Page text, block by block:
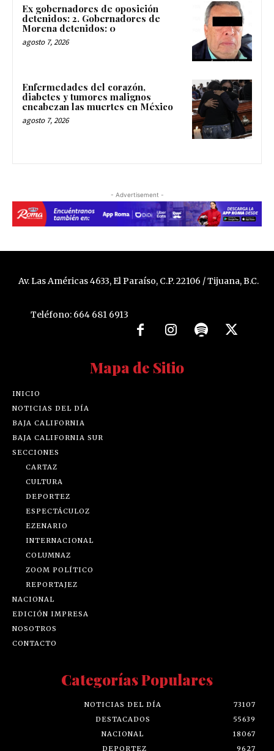
Ex gobernadores de oposición
detenidos: 2. Gobernadores de
Morena detenidos: 0
agosto 7, 2026
Enfermedades del corazón,
diabetes y tumores malignos
encabezan las muertes en México
agosto 7, 2026
- Advertisement -
Av. Las Américas 4633, El Paraíso, C.P. 22106 / Tijuana, B.C.
Teléfono: 664 681 6913
Mapa de Sitio
INICIO
NOTICIAS DEL DÍA
BAJA CALIFORNIA
BAJA CALIFORNIA SUR
SECCIONES
CARTAZ
CULTURA
DEPORTEZ
ESPECTÁCULOZ
EZENARIO
INTERNACIONAL
COLUMNAZ
ZOOM POLÍTICO
REPORTAJEZ
NACIONAL
EDICIÓN IMPRESA
NOSOTROS
CONTACTO
Categorías Populares
NOTICIAS DEL DÍA
73107
DESTACADOS
55639
NACIONAL
18067
DEPORTEZ
9627